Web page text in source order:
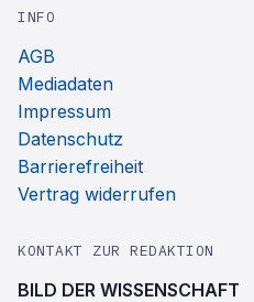
INFO
AGB
Mediadaten
Impressum
Datenschutz
Barrierefreiheit
Vertrag widerrufen
KONTAKT ZUR REDAKTION
BILD DER WISSENSCHAFT